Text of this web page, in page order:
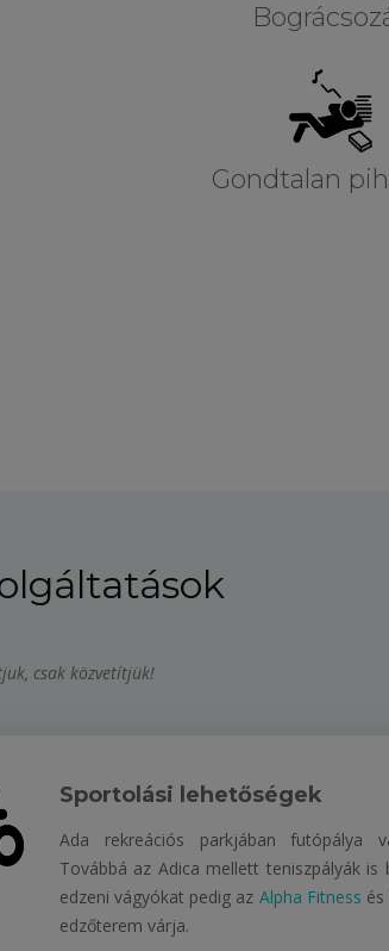
Gondtalan
csak közvetítjük!
Sportolási lehetőségek
Ada rekreációs parkjában futópálya
Továbbá az Adica mellett teniszpályák is
edzeni vágyókat pedig az Alpha Fitness és
edzőterem várja.